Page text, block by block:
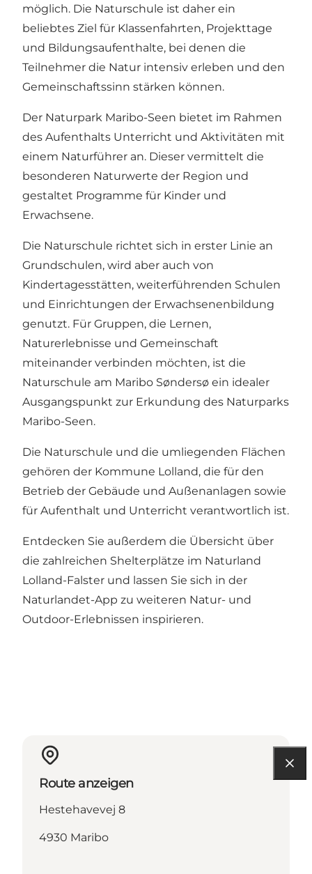
möglich. Die Naturschule ist daher ein
beliebtes Ziel für Klassenfahrten, Projekttage
und Bildungsaufenthalte, bei denen die
Teilnehmer die Natur intensiv erleben und den
Gemeinschaftssinn stärken können.
Der Naturpark Maribo-Seen bietet im Rahmen
des Aufenthalts Unterricht und Aktivitäten mit
einem Naturführer an. Dieser vermittelt die
besonderen Naturwerte der Region und
gestaltet Programme für Kinder und
Erwachsene.
Die Naturschule richtet sich in erster Linie an
Grundschulen, wird aber auch von
Kindertagesstätten, weiterführenden Schulen
und Einrichtungen der Erwachsenenbildung
genutzt. Für Gruppen, die Lernen,
Naturerlebnisse und Gemeinschaft
miteinander verbinden möchten, ist die
Naturschule am Maribo Søndersø ein idealer
Ausgangspunkt zur Erkundung des Naturparks
Maribo-Seen.
Die Naturschule und die umliegenden Flächen
gehören der Kommune Lolland, die für den
Betrieb der Gebäude und Außenanlagen sowie
für Aufenthalt und Unterricht verantwortlich ist.
Entdecken Sie außerdem die Übersicht über
die zahlreichen Shelterplätze im Naturland
Lolland-Falster und lassen Sie sich in der
Naturlandet-App zu weiteren Natur- und
Outdoor-Erlebnissen inspirieren.
Route anzeigen
Hestehavevej 8
4930 Maribo